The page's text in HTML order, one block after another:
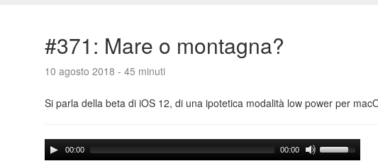
#371: Mare o montagna?
10 agosto 2018 - 45 minuti
Si parla della beta di iOS 12, di una ipotetica modalità low power per
00:00 00:00